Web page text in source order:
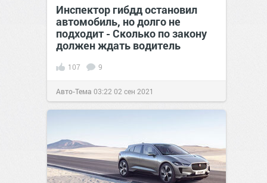
Инспектор гибдд остановил
автомобиль, но долго не
подходит - Сколько по закону
должен ждать водитель
107 9
Авто-Тема 03:22 02 сен 2021